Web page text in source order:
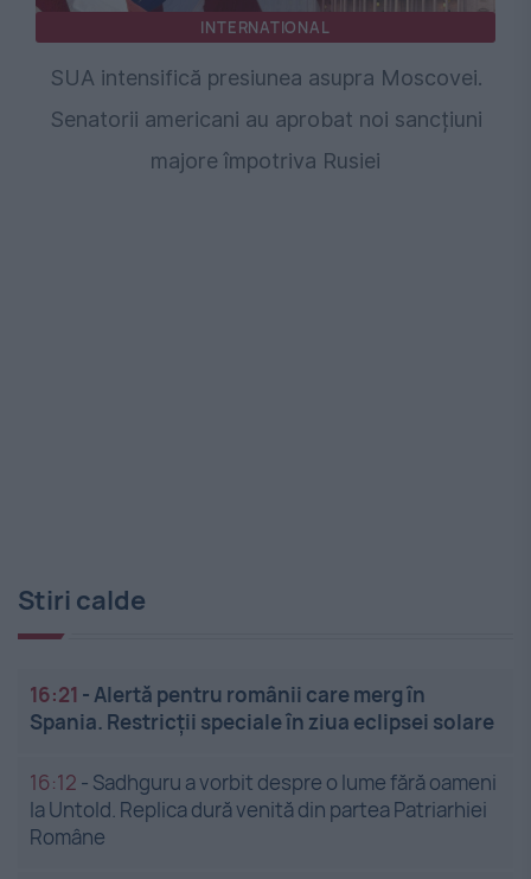
INTERNATIONAL
SUA intensifică presiunea asupra Moscovei.
Senatorii americani au aprobat noi sancțiuni
majore împotriva Rusiei
Stiri calde
16:21 -Alertă pentru românii care merg în
Spania. Restricții speciale în ziua eclipsei solare
16:12 - Sadhguru a vorbit despre o lume fără oameni
la Untold. Replica dură venită din partea Patriarhiei
Române